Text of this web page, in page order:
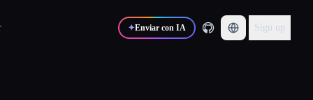
✦Enviar con IA Sign up